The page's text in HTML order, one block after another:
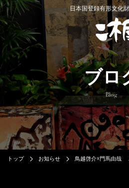
日本国登録有形文化
ブロ
Blog
トップ お知らせ 鳥越啓介☓門馬由哉